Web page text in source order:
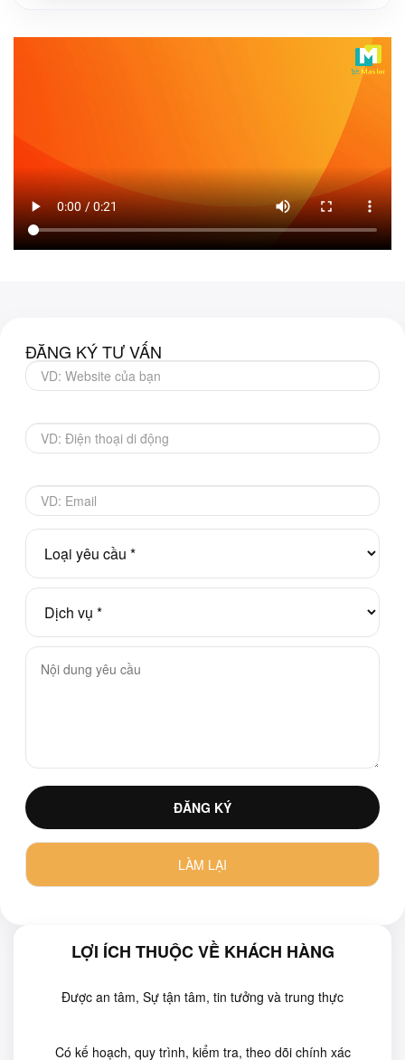
ĐĂNG KÝ TƯ VẤN
LỢI ÍCH THUỘC VỀ KHÁCH HÀNG
Được an tâm, Sự tận tâm, tin tưởng và trung thực
Có kế hoạch, quy trình, kiểm tra, theo dõi chính xác